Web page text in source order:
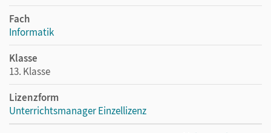
Fach
Informatik
Klasse
13. Klasse
Lizenzform
Unterrichtsmanager Einzellizenz